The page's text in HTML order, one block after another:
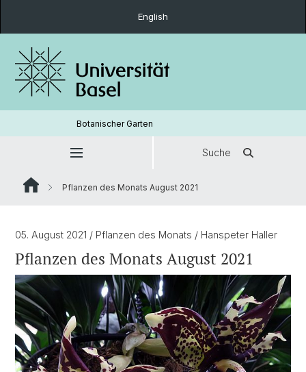
English
Botanischer Garten
Suche
Pflanzen des Monats August 2021
05. August 2021 / Pflanzen des Monats / Hanspeter Haller
Pflanzen des Monats August 2021